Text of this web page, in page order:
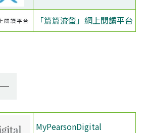
「篇篇流螢」網上閱讀平台
MyPearsonDigital